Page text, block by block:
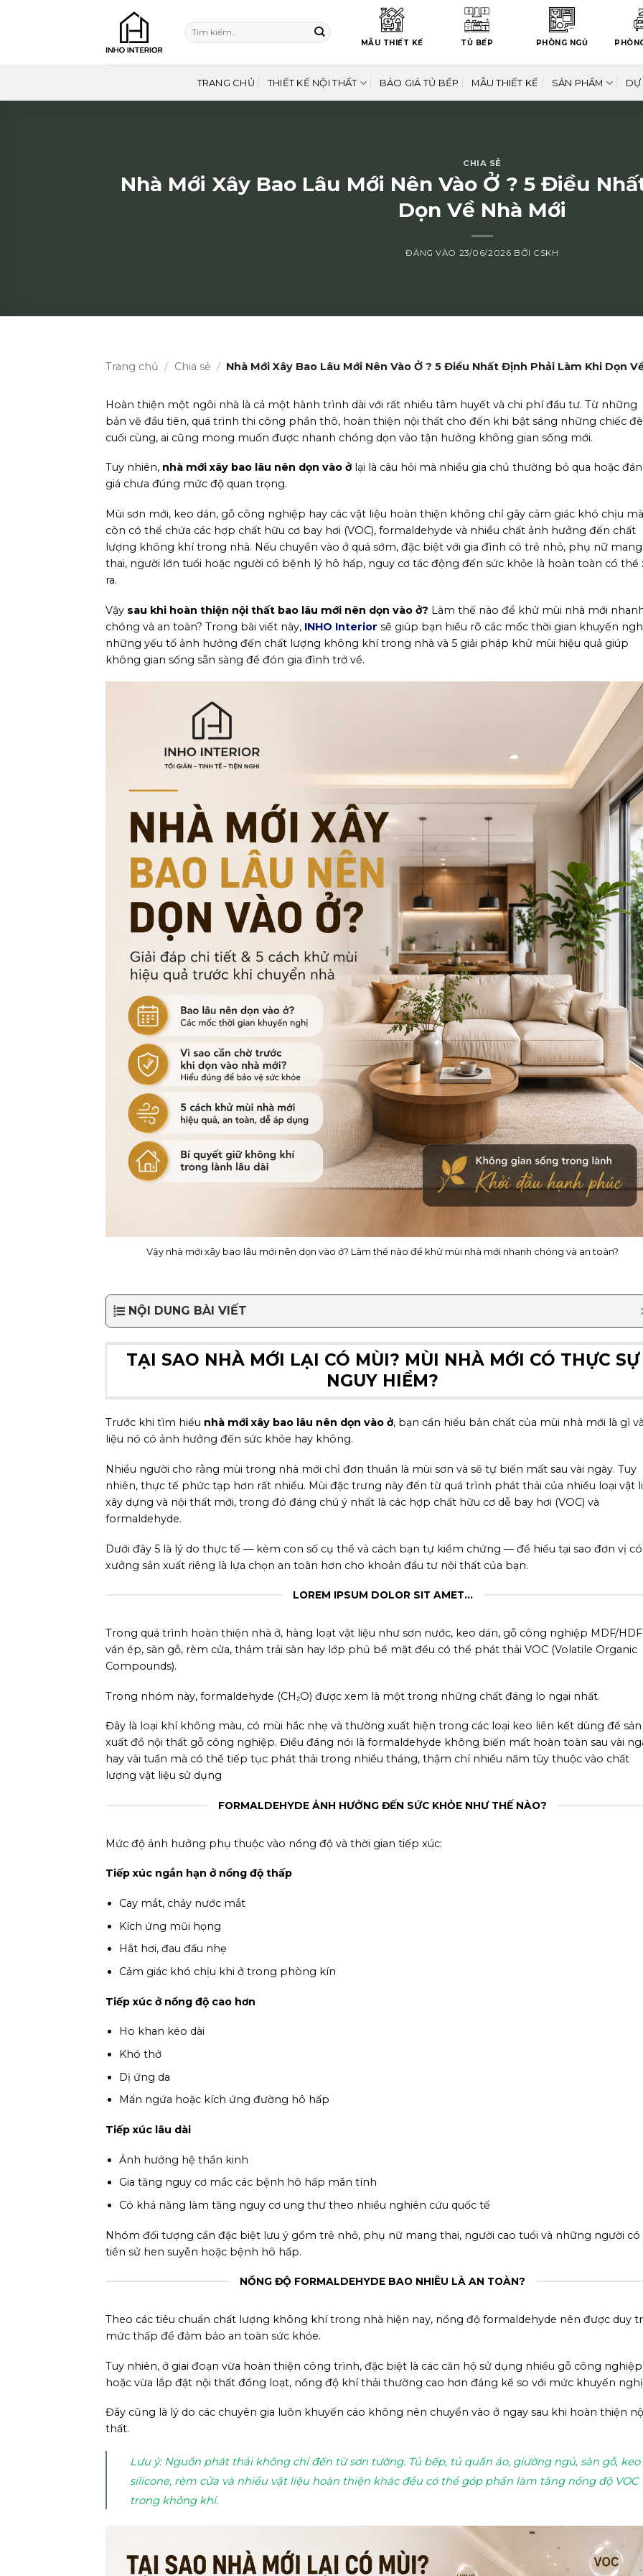
Tìm
kiếm:
MẪU THIẾT KẾ TỦ BẾP PHÒNG NGỦ
TRANG CHỦ THIẾT KẾ NỘI THẤT BÁO GIÁ TỦ BẾP MẪU THIẾT KẾ SẢN PHẨM DỰ
CHIA SẺ
Nhà Mới Xây Bao Lâu Mới Nên Vào Ở ? 5 Điều
Dọn Về Nhà Mới
ĐĂNG VÀO 23/06/2026 BỞI CSKH
Trang chủ / Chia sẻ / Nhà Mới Xây Bao Lâu Mới Nên Vào Ở ? 5 Điều Nhất Định Phải Làm Khi Dọn
Hoàn thiện một ngôi nhà là cả một hành trình dài với rất nhiều tâm huyết và chi phí đầu tư. Từ những
bản vẽ đầu tiên, quá trình thi công phần thô, hoàn thiện nội thất cho đến khi bật sáng những chiếc
cuối cùng, ai cũng mong muốn được nhanh chóng dọn vào tận hưởng không gian sống mới.
Tuy nhiên, nhà mới xây bao lâu nên dọn vào ở lại là câu hỏi mà nhiều gia chủ thường bỏ qua hoặc
giá chưa đúng mức độ quan trọng.
Mùi sơn mới, keo dán, gỗ công nghiệp hay các vật liệu hoàn thiện không chỉ gây cảm giác khó chịu mà
còn có thể chứa các hợp chất hữu cơ bay hơi (VOC), formaldehyde và nhiều chất ảnh hưởng đến chất
lượng không khí trong nhà. Nếu chuyển vào ở quá sớm, đặc biệt với gia đình có trẻ nhỏ, phụ nữ mang
thai, người lớn tuổi hoặc người có bệnh lý hô hấp, nguy cơ tác động đến sức khỏe là hoàn toàn có thể
ra.
Vậy sau khi hoàn thiện nội thất bao lâu mới nên dọn vào ở? Làm thế nào để khử mùi nhà mới
chóng và an toàn? Trong bài viết này, INHO Interior sẽ giúp bạn hiểu rõ các mốc thời gian khuyến
những yếu tố ảnh hưởng đến chất lượng không khí trong nhà và 5 giải pháp khử mùi hiệu quả giúp
không gian sống sẵn sàng để đón gia đình trở về.
Vậy nhà mới xây bao lâu mới nên dọn vào ở? Làm thế nào để khử mùi nhà mới nhanh chóng và an toàn?
NỘI DUNG BÀI VIẾT
TẠI SAO NHÀ MỚI LẠI CÓ MÙI? MÙI NHÀ MỚI CÓ THỰC SỰ
NGUY HIỂM?
Trước khi tìm hiểu nhà mới xây bao lâu nên dọn vào ở, bạn cần hiểu bản chất của mùi nhà mới là gì
liệu nó có ảnh hưởng đến sức khỏe hay không.
Nhiều người cho rằng mùi trong nhà mới chỉ đơn thuần là mùi sơn và sẽ tự biến mất sau vài ngày. Tuy
nhiên, thực tế phức tạp hơn rất nhiều. Mùi đặc trưng này đến từ quá trình phát thải của nhiều loại vật
xây dựng và nội thất mới, trong đó đáng chú ý nhất là các hợp chất hữu cơ dễ bay hơi (VOC) và
formaldehyde.
Dưới đây 5 là lý do thực tế — kèm con số cụ thể và cách bạn tự kiểm chứng — để hiểu tại sao đơn vị có
xưởng sản xuất riêng là lựa chọn an toàn hơn cho khoản đầu tư nội thất của bạn.
LOREM IPSUM DOLOR SIT AMET...
Trong quá trình hoàn thiện nhà ở, hàng loạt vật liệu như sơn nước, keo dán, gỗ công nghiệp MDF/
ván ép, sàn gỗ, rèm cửa, thảm trải sàn hay lớp phủ bề mặt đều có thể phát thải VOC (Volatile Organic
Compounds).
Trong nhóm này, formaldehyde (CH₂O) được xem là một trong những chất đáng lo ngại nhất.
Đây là loại khí không màu, có mùi hắc nhẹ và thường xuất hiện trong các loại keo liên kết dùng để sản
xuất đồ nội thất gỗ công nghiệp. Điều đáng nói là formaldehyde không biến mất hoàn toàn sau vài
hay vài tuần mà có thể tiếp tục phát thải trong nhiều tháng, thậm chí nhiều năm tùy thuộc vào chất
lượng vật liệu sử dụng
FORMALDEHYDE ẢNH HƯỞNG ĐẾN SỨC KHỎE NHƯ THẾ NÀO?
Mức độ ảnh hưởng phụ thuộc vào nồng độ và thời gian tiếp xúc:
Tiếp xúc ngắn hạn ở nồng độ thấp
Cay mắt, chảy nước mắt
Kích ứng mũi họng
Hắt hơi, đau đầu nhẹ
Cảm giác khó chịu khi ở trong phòng kín
Tiếp xúc ở nồng độ cao hơn
Ho khan kéo dài
Khó thở
Dị ứng da
Mẩn ngứa hoặc kích ứng đường hô hấp
Tiếp xúc lâu dài
Ảnh hưởng hệ thần kinh
Gia tăng nguy cơ mắc các bệnh hô hấp mãn tính
Có khả năng làm tăng nguy cơ ung thư theo nhiều nghiên cứu quốc tế
Nhóm đối tượng cần đặc biệt lưu ý gồm trẻ nhỏ, phụ nữ mang thai, người cao tuổi và những người có
tiền sử hen suyễn hoặc bệnh hô hấp.
NỒNG ĐỘ FORMALDEHYDE BAO NHIÊU LÀ AN TOÀN?
Theo các tiêu chuẩn chất lượng không khí trong nhà hiện nay, nồng độ formaldehyde nên được duy
mức thấp để đảm bảo an toàn sức khỏe.
Tuy nhiên, ở giai đoạn vừa hoàn thiện công trình, đặc biệt là các căn hộ sử dụng nhiều gỗ công nghiệp
hoặc vừa lắp đặt nội thất đồng loạt, nồng độ khí thải thường cao hơn đáng kể so với mức khuyến
Đây cũng là lý do các chuyên gia luôn khuyến cáo không nên chuyển vào ở ngay sau khi hoàn thiện
thất.
Lưu ý: Nguồn phát thải không chỉ đến từ sơn tường. Tủ bếp, tủ quần áo, giường ngủ, sàn gỗ, keo
silicone, rèm cửa và nhiều vật liệu hoàn thiện khác đều có thể góp phần làm tăng nồng độ VOC
trong không khí.